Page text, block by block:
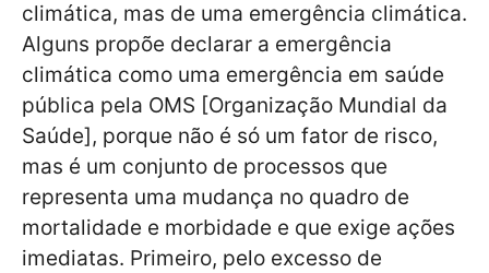
climática, mas de uma emergência climática.
Alguns propõe declarar a emergência
climática como uma emergência em saúde
pública pela OMS [Organização Mundial da
Saúde], porque não é só um fator de risco,
mas é um conjunto de processos que
representa uma mudança no quadro de
mortalidade e morbidade e que exige ações
imediatas. Primeiro, pelo excesso de